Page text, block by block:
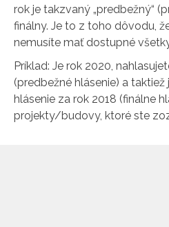
rok je takzvaný „predbežný“
finálny. Je to z toho dôvodu,
nemusíte mať dostupné
Príklad: Je rok 2020,
(predbežné hlásenie) a
hlásenie za rok 2018 (finálne
projekty/budovy, ktoré ste